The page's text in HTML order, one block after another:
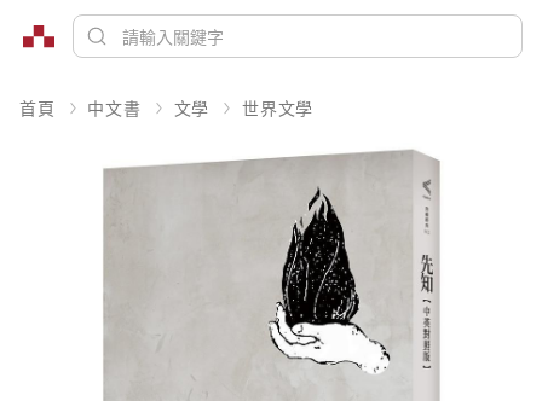
首頁 中文書 文學 世界文學